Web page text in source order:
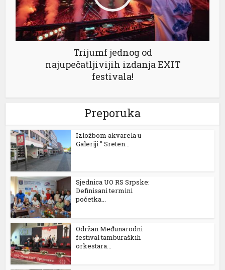
Trijumf jednog od
najupečatljivijih izdanja EXIT
festivala!
Preporuka
Izložbom akvarela u
Galeriji ” Sreten...
Sjednica UO RS Srpske:
Definisani termini
početka...
Održan Međunarodni
festival tamburaških
orkestara...